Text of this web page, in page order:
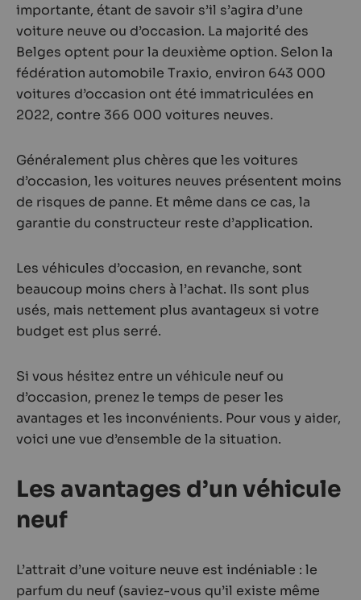
importante, étant de savoir s’il s’agira d’une
voiture neuve ou d’occasion. La majorité des
Belges optent pour la deuxième option. Selon la
fédération automobile Traxio, environ 643 000
voitures d’occasion ont été immatriculées en
2022, contre 366 000 voitures neuves.
Généralement plus chères que les voitures
d’occasion, les voitures neuves présentent moins
de risques de panne. Et même dans ce cas, la
garantie du constructeur reste d’application.
Les véhicules d’occasion, en revanche, sont
beaucoup moins chers à l’achat. Ils sont plus
usés, mais nettement plus avantageux si votre
budget est plus serré.
Si vous hésitez entre un véhicule neuf ou
d’occasion, prenez le temps de peser les
avantages et les inconvénients. Pour vous y aider,
voici une vue d’ensemble de la situation.
Les avantages d’un véhicule
neuf
L’attrait d’une voiture neuve est indéniable : le
parfum du neuf (saviez-vous qu’il existe même